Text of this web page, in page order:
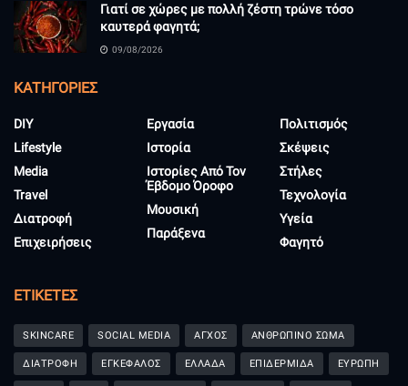
Γιατί σε χώρες με πολλή ζέστη τρώνε τόσο
καυτερά φαγητά;
09/08/2026
KΑΤΗΓΟΡΊΕΣ
DIY
Lifestyle
Media
Travel
Διατροφή
Επιχειρήσεις
Εργασία
Ιστορία
Ιστορίες Από Τον
Έβδομο Όροφο
Μουσική
Παράξενα
Πολιτισμός
Σκέψεις
Στήλες
Τεχνολογία
Υγεία
Φαγητό
ΕΤΙΚΈΤΕΣ
SKINCARE SOCIAL MEDIA ΑΓΧΟΣ ΑΝΘΡΩΠΙΝΟ ΣΩΜΑ
ΔΙΑΤΡΟΦΗ ΕΓΚΕΦΑΛΟΣ ΕΛΛΑΔΑ ΕΠΙΔΕΡΜΙΔΑ ΕΥΡΩΠΗ